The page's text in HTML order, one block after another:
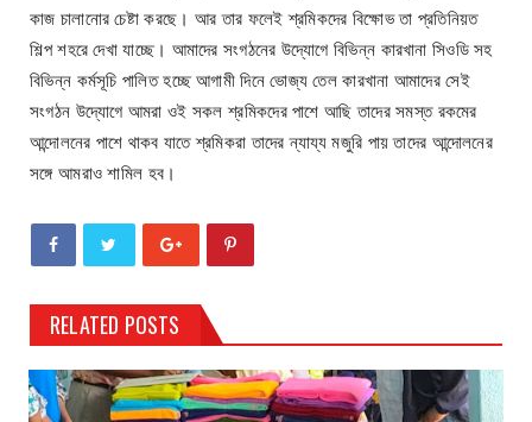
কাজ চালানোর চেষ্টা করছে। আর তার ফলেই শ্রমিকদের বিক্ষোভ তা প্রতিনিয়ত
শিল্প শহরে দেখা যাচ্ছে। আমাদের সংগঠনের উদ্যোগে বিভিন্ন কারখানা সিওডি সহ
বিভিন্ন কর্মসূচি পালিত হচ্ছে আগামী দিনে ভোজ্য তেল কারখানা আমাদের সেই
সংগঠন উদ্যোগে আমরা ওই সকল শ্রমিকদের পাশে আছি তাদের সমস্ত রকমের
আন্দোলনের পাশে থাকব যাতে শ্রমিকরা তাদের ন্যায্য মজুরি পায় তাদের আন্দোলনের
সঙ্গে আমরাও শামিল হব।
RELATED POSTS